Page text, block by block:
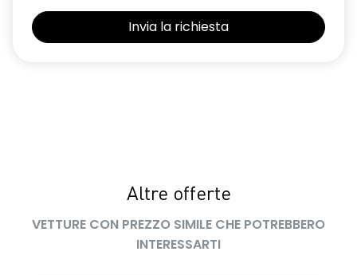
Selleria Stepway in tessuto blu e nero
Volante regolabile in altezza e profondità
Altre offerte
VETTURE CON PREZZO SIMILE CHE POTREBBERO
INTERESSARTI